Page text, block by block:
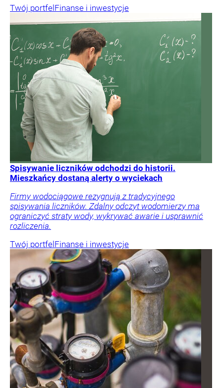
Twój portfelFinanse i inwestycje
Spisywanie liczników odchodzi do historii.
Mieszkańcy dostaną alerty o wyciekach
Firmy wodociągowe rezygnują z tradycyjnego
spisywania liczników. Zdalny odczyt wodomierzy ma
ograniczyć straty wody, wykrywać awarie i usprawnić
rozliczenia.
Twój portfelFinanse i inwestycje